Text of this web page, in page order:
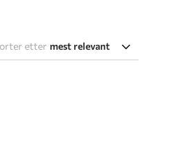
etter mest relevant